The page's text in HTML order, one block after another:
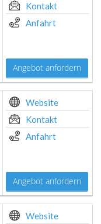
Kontakt
Anfahrt
Angebot anfordern
Website
Kontakt
Anfahrt
Angebot anfordern
Website